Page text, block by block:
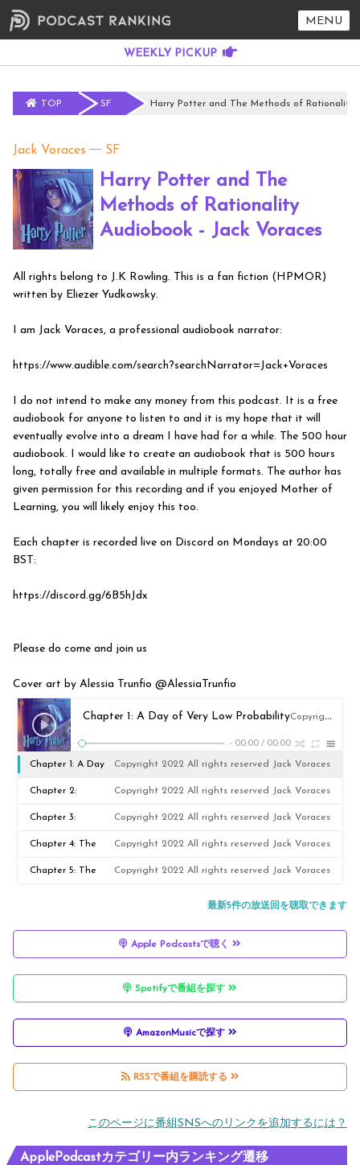
MENU
TOP SF Harry Potter and The Methods of Rationality
Jack Voraces SF
Harry Potter and The
Methods of Rationality
Audiobook - Jack Voraces
All rights belong to J.K Rowling. This is a fan fiction (HPMOR)
written by Eliezer Yudkowsky.
I am Jack Voraces, a professional audiobook narrator:
https://www.audible.com/search?searchNarrator=Jack+Voraces
I do not intend to make any money from this podcast. It is a free
audiobook for anyone to listen to and it is my hope that it will
eventually evolve into a dream I have had for a while. The 500 hour
audiobook. I would like to create an audiobook that is 500 hours
long, totally free and available in multiple formats. The author has
given permission for this recording and if you enjoyed Mother of
Learning, you will likely enjoy this too.
Each chapter is recorded live on Discord on Mondays at 20:00
BST:
https://discord.gg/6B5hJdx
Please do come and join us
Cover art by Alessia Trunfio @AlessiaTrunfio
Chapter 1: A Day of Very Low ProbabilityCopyright 2022 All rights reserved Jack Voraces
- 00:00 / 00:00
Chapter 1: A Day
of Very Low
Probability
Copyright 2022 All rights reserved Jack Voraces
Chapter 2:
Everything I
Believe Is False
Copyright 2022 All rights reserved Jack Voraces
Chapter 3:
Comparing Reality
To Its Alternatives
Copyright 2022 All rights reserved Jack Voraces
Chapter 4: The
Efficient Market
Copyright 2022 All rights reserved Jack Voraces
Chapter 5: The Copyright 2022 All rights reserved Jack Voraces
最新5件の放送回を聴取できます
Apple Podcastsで聴く
Spotifyで番組を探す
AmazonMusicで探す
RSSで番組を購読する
このページに番組SNSへのリンクを追加するには？
ApplePodcastカテゴリー内ランキング遷移